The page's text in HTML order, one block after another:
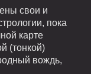
свои и
пока
карте
(тонкой)
вождь,